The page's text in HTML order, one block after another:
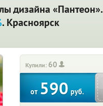
дизайна «Пантеон».
. Красноярск
Купили: 60
от590руб.